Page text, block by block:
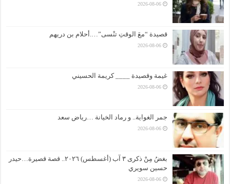
2026-08-06
قصيدة “معَ الوقتِ تنْسى”….أحلام بن دريهم
2026-08-06
غيمة وقصيدة ____ كريمة الحسيني
2026-08-06
جمر الغواية.. و رماد الخيانة …رياض سعد
2026-08-06
بغضُ مِنْ ذكرى ٣ آب (أغسطس) ٢٠٢٦.. قصة قصيرة…حيدر
حسين سويري
2026-08-06